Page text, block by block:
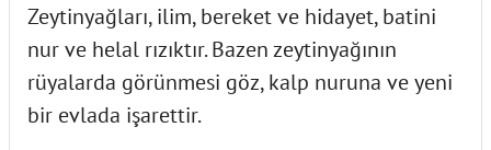
Zeytinyağları, ilim, bereket ve hidayet, batini
nur ve helal rızıktır. Bazen zeytinyağının
rüyalarda görünmesi göz, kalp nuruna ve yeni
bir evlada işarettir.